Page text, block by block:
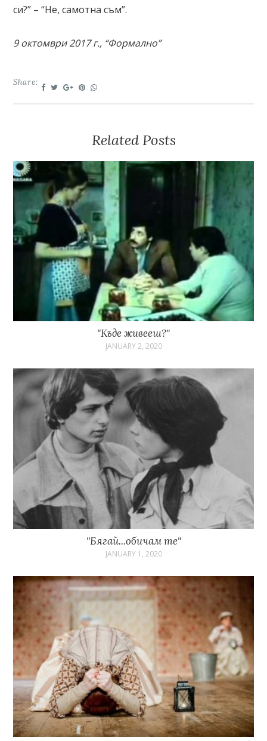
си?” – “Не, самотна съм”.
9 октомври 2017 г., “Формално”
Share:
Related Posts
"Къде живееш?"
JANUARY 2, 2020
"Бягай...обичам те"
JANUARY 1, 2020